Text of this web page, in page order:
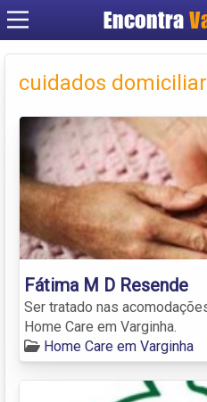
Encontra
cuidados
Fátima M D Resende
Ser tratado nas
Home Care em Varginha.
Home Care em Varginha